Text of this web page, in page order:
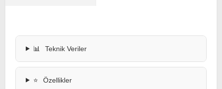
📊 Teknik Veriler
⭐ Özellikler